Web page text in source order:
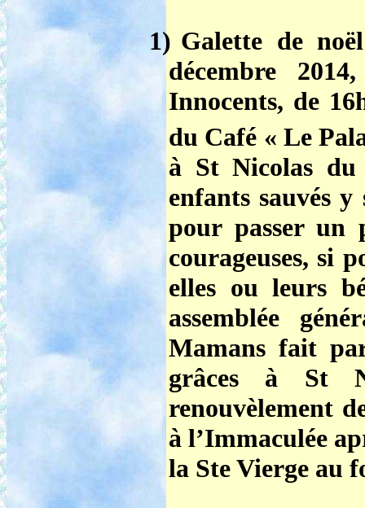
1) Galette de
décembre 2014,
Innocents, de
du Café « Le
à St Nicolas du
enfants sauvés y
pour passer un
courageuses, si
elles ou leurs
assemblée
Mamans fait
grâces à St
renouvèlement
à l’Immaculée
la Ste Vierge au